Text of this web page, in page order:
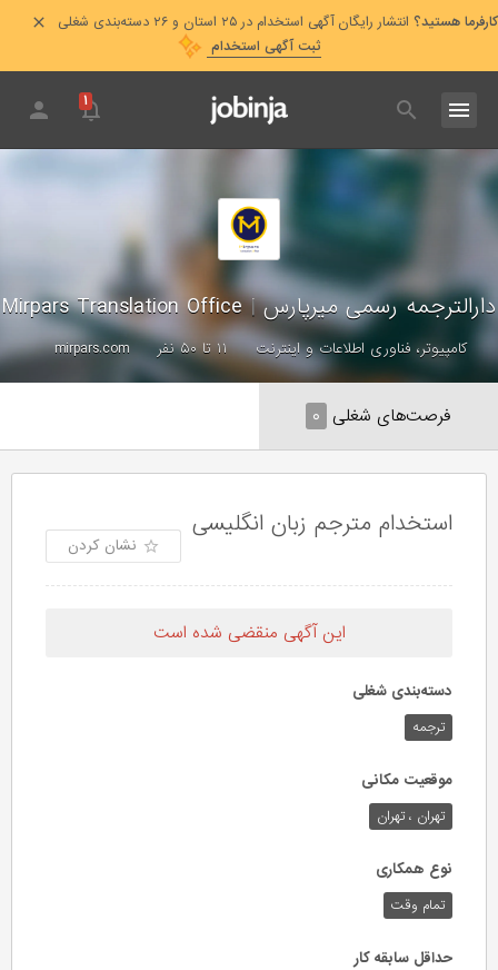
کارفرما هستید؟ انتشار رایگان آگهی استخدام در ۲۵ استان و ۲۶ دسته‌بندی شغلی
ثبت آگهی استخدام
۱
دارالترجمه رسمی میرپارس|
Mirpars Translation Office
کامپیوتر، فناوری اطلاعات و اینترنت ۱۱ تا ۵۰ نفر mirpars.com
فرصت‌های شغلی ۰
استخدام مترجم زبان انگلیسی
نشان کردن
این آگهی منقضی شده است
دسته‌بندی شغلی
ترجمه
موقعیت مکانی
تهران ، تهران
نوع همکاری
تمام وقت
حداقل سابقه کار